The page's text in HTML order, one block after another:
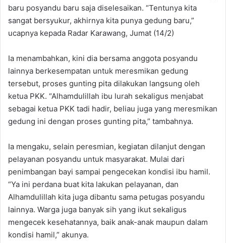
baru posyandu baru saja diselesaikan. “Tentunya kita
sangat bersyukur, akhirnya kita punya gedung baru,”
ucapnya kepada Radar Karawang, Jumat (14/2)
Ia menambahkan, kini dia bersama anggota posyandu
lainnya berkesempatan untuk meresmikan gedung
tersebut, proses gunting pita dilakukan langsung oleh
ketua PKK. “Alhamdulillah ibu lurah sekaligus menjabat
sebagai ketua PKK tadi hadir, beliau juga yang meresmikan
gedung ini dengan proses gunting pita,” tambahnya.
Ia mengaku, selain peresmian, kegiatan dilanjut dengan
pelayanan posyandu untuk masyarakat. Mulai dari
penimbangan bayi sampai pengecekan kondisi ibu hamil.
“Ya ini perdana buat kita lakukan pelayanan, dan
Alhamdulillah kita juga dibantu sama petugas posyandu
lainnya. Warga juga banyak sih yang ikut sekaligus
mengecek kesehatannya, baik anak-anak maupun dalam
kondisi hamil,” akunya.